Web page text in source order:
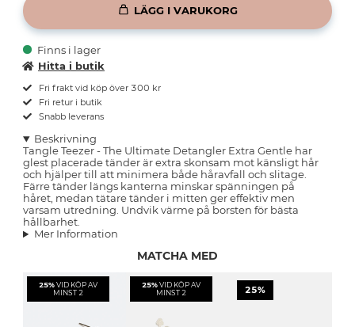
LÄGG I VARUKORG
Finns i lager
Hitta i butik
Fri frakt vid köp över 300 kr
Fri retur i butik
Snabb leverans
Beskrivning
Tangle Teezer - The Ultimate Detangler Extra Gentle har
glest placerade tänder är extra skonsam mot känsligt hår
och hjälper till att minimera både håravfall och slitage.
Färre tänder längs kanterna minskar spänningen på
håret, medan tätare tänder i mitten ger effektiv men
varsam utredning. Undvik värme på borsten för bästa
hållbarhet.
Mer Information
MATCHA MED
25% VID KÖP AV
MINST 2
25% VID KÖP AV
MINST 2
25%